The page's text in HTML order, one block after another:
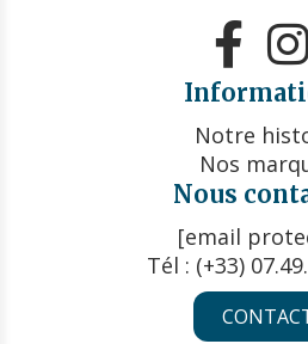
 
Notre
Nos
Nous
[email
Tél : (+33)